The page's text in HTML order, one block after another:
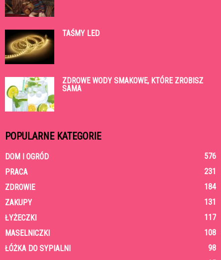
TAŚMY LED
ZDROWE WODY SMAKOWE, KTÓRE ZROBISZ
SAMA
POPULARNE KATEGORIE
DOM I OGRÓD
576
PRACA
231
ZDROWIE
184
ZAKUPY
131
ŁYŻECZKI
117
MASELNICZKI
108
ŁÓŻKA DO SYPIALNI
98